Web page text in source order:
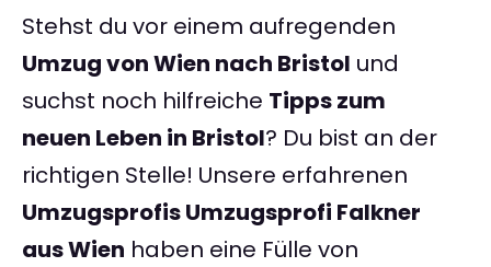
Stehst du vor einem aufregenden
Umzug von Wien nach Bristol und
suchst noch hilfreiche Tipps zum
neuen Leben in Bristol? Du bist an der
richtigen Stelle! Unsere erfahrenen
Umzugsprofis Umzugsprofi Falkner
aus Wien haben eine Fülle von